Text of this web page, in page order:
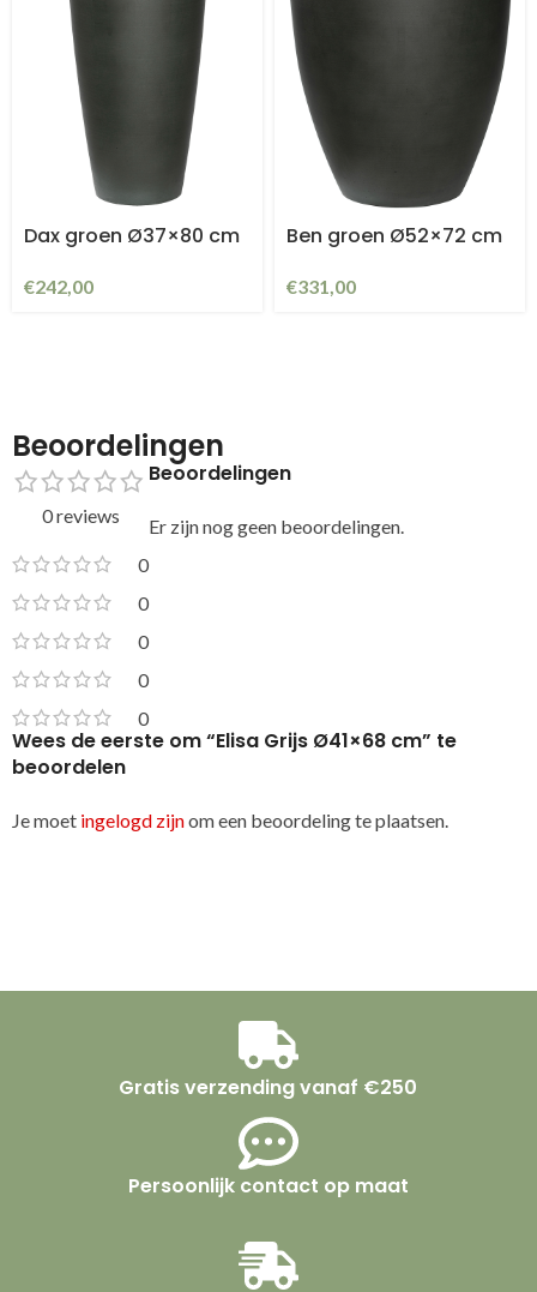
Dax groen Ø37×80 cm
€242,00
Ben groen Ø52×72 cm
€331,00
Beoordelingen
0 reviews
0
0
0
0
0
Beoordelingen
Er zijn nog geen beoordelingen.
Wees de eerste om “Elisa Grijs Ø41×68 cm” te
beoordelen
Je moet ingelogd zijnom een beoordeling te plaatsen.
Gratis verzending vanaf €250
Persoonlijk contact op maat